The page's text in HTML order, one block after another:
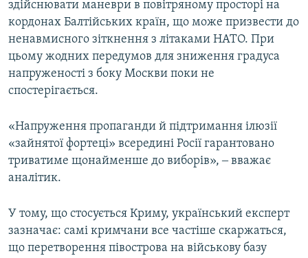
здійснювати маневри в повітряному просторі на
кордонах Балтійських країн, що може призвести до
ненавмисного зіткнення з літаками НАТО. При
цьому жодних передумов для зниження градуса
напруженості з боку Москви поки не
спостерігається.
«Напруження пропаганди й підтримання ілюзії
«зайнятої фортеці» всередині Росії гарантовано
триватиме щонайменше до виборів», ‒ вважає
аналітик.
У тому, що стосується Криму, український експерт
зазначає: самі кримчани все частіше скаржаться,
що перетворення півострова на військову базу